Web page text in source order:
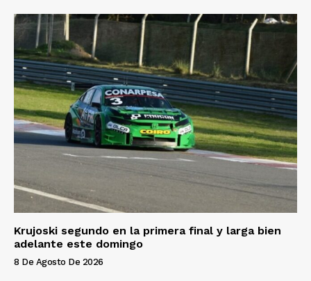
Krujoski segundo en la primera final y larga bien
adelante este domingo
8 De Agosto De 2026